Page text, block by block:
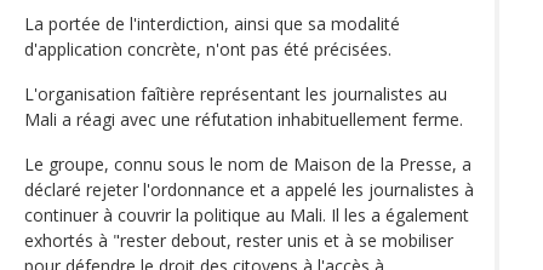
La portée de l'interdiction, ainsi que sa modalité
d'application concrète, n'ont pas été précisées.
L'organisation faîtière représentant les journalistes au
Mali a réagi avec une réfutation inhabituellement ferme.
Le groupe, connu sous le nom de Maison de la Presse, a
déclaré rejeter l'ordonnance et a appelé les journalistes à
continuer à couvrir la politique au Mali. Il les a également
exhortés à "rester debout, rester unis et à se mobiliser